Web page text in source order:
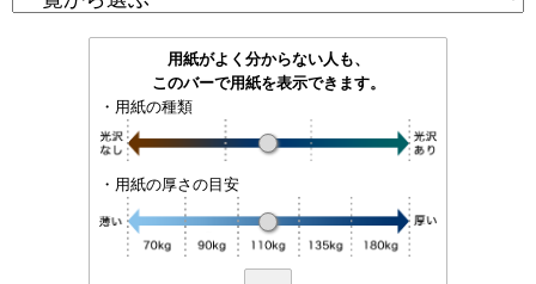
用紙がよく分からない人も、
このバーで用紙を表示できます。
・用紙の種類
・用紙の厚さの目安